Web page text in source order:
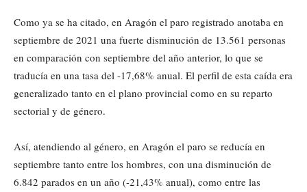
Como ya se ha citado, en Aragón el paro registrado anotaba en
septiembre de 2021 una fuerte disminución de 13.561 personas
en comparación con septiembre del año anterior, lo que se
traducía en una tasa del -17,68% anual. El perfil de esta caída era
generalizado tanto en el plano provincial como en su reparto
sectorial y de género.
Así, atendiendo al género, en Aragón el paro se reducía en
septiembre tanto entre los hombres, con una disminución de
6.842 parados en un año (-21,43% anual), como entre las